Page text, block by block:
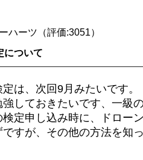
ハーツ（評価:3051）
について
は、次回9月みたいです。
しておきたいです、一級
定申し込み時に、ドロー
すが、その他の方法を知